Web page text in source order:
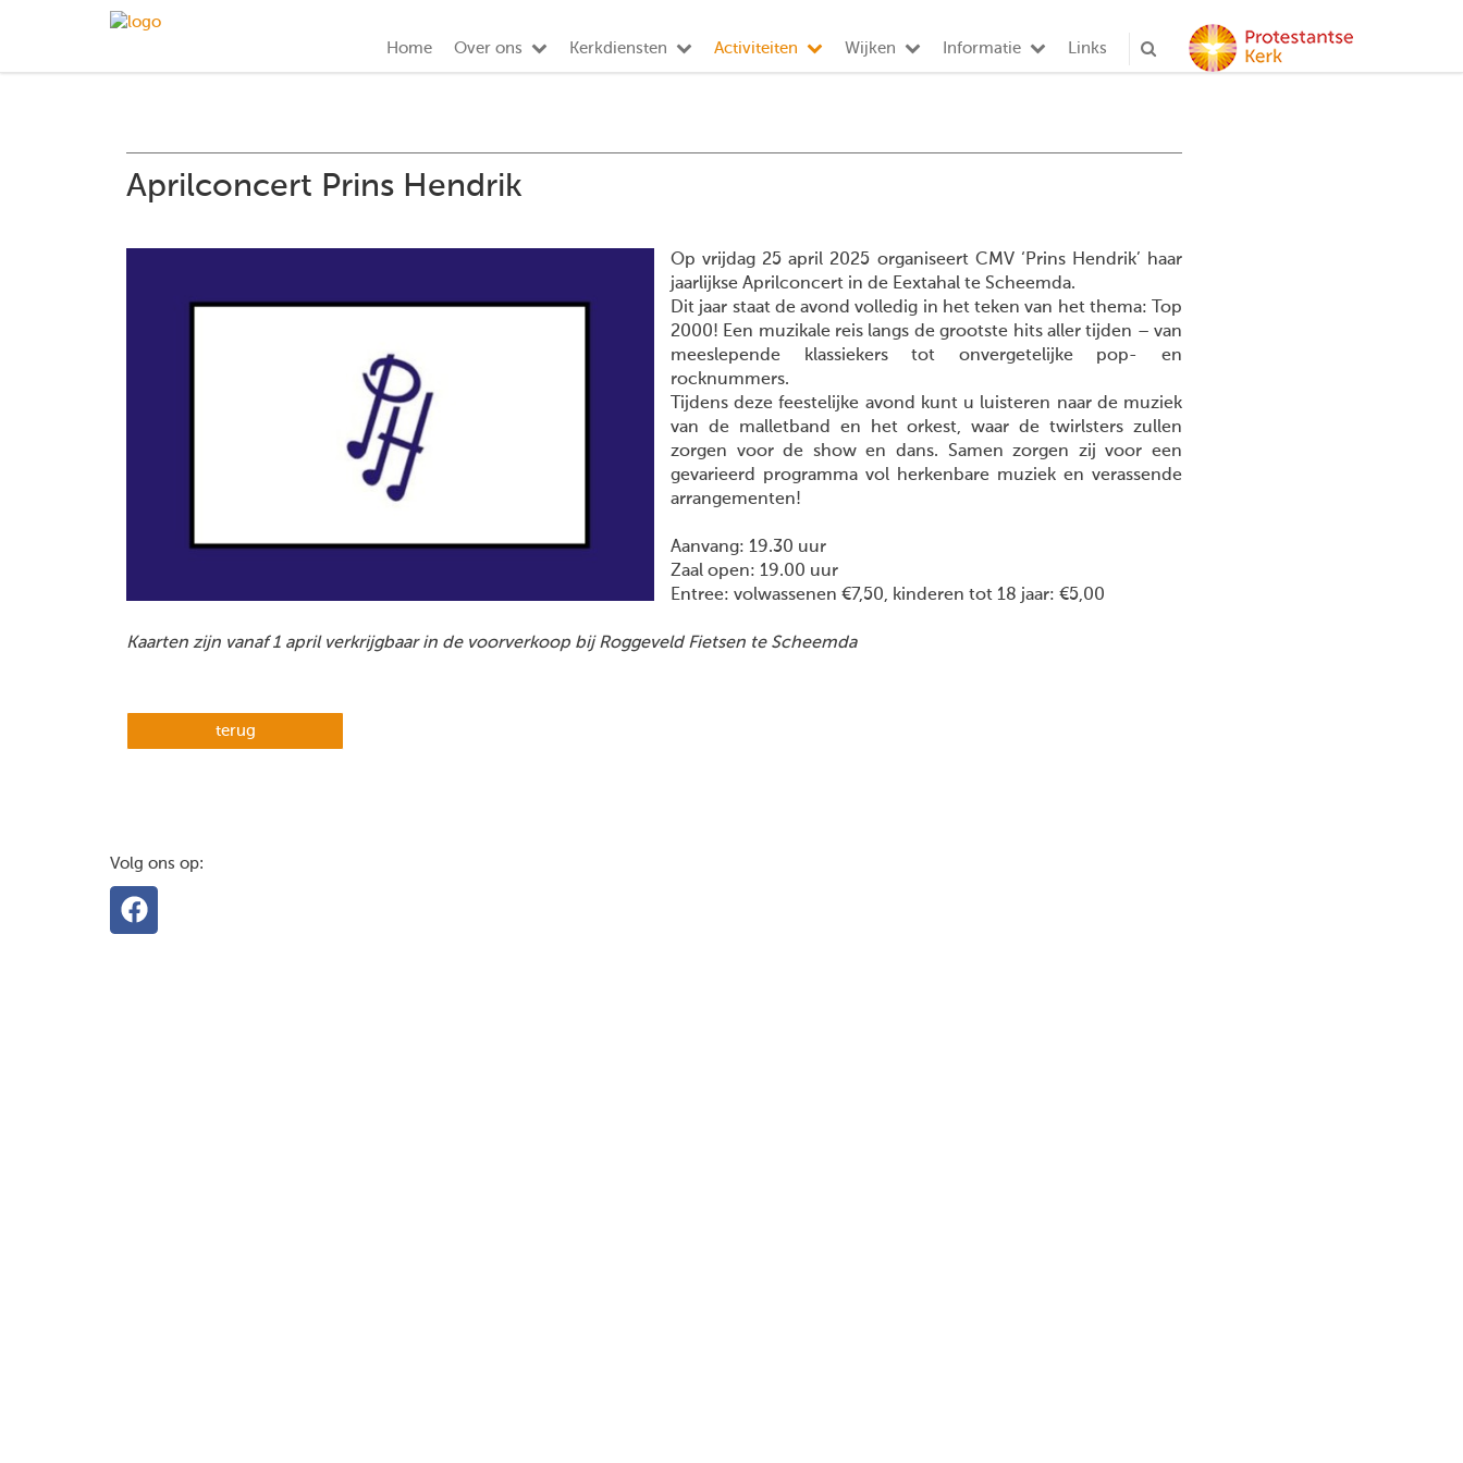
Home Over ons Kerkdiensten Activiteiten Wijken Informatie Links
Aprilconcert Prins Hendrik
Op vrijdag 25 april 2025 organiseert CMV ‘Prins Hendrik’ haar
jaarlijkse Aprilconcert in de Eextahal te Scheemda.
Dit jaar staat de avond volledig in het teken van het thema: Top
2000! Een muzikale reis langs de grootste hits aller tijden – van
meeslepende klassiekers tot onvergetelijke pop- en
rocknummers.
Tijdens deze feestelijke avond kunt u luisteren naar de muziek
van de malletband en het orkest, waar de twirlsters zullen
zorgen voor de show en dans. Samen zorgen zij voor een
gevarieerd programma vol herkenbare muziek en verassende
arrangementen!
Aanvang: 19.30 uur
Zaal open: 19.00 uur
Entree: volwassenen €7,50, kinderen tot 18 jaar: €5,00
Kaarten zijn vanaf 1 april verkrijgbaar in de voorverkoop bij Roggeveld Fietsen te Scheemda
terug
Volg ons op: